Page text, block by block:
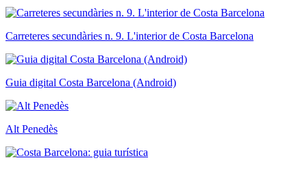
Carreteres secundàries n. 9. L'interior de Costa Barcelona
Guia digital Costa Barcelona (Android)
Alt Penedès